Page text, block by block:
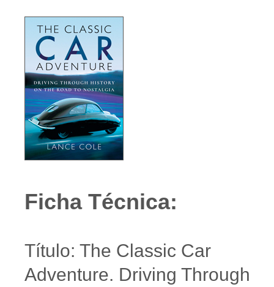
Ficha Técnica:
Título: The Classic Car
Adventure. Driving Through